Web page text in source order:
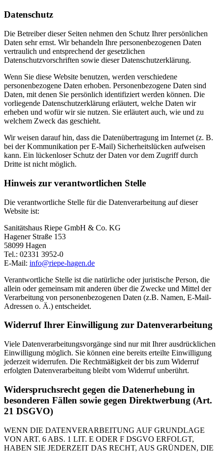
Datenschutz
Die Betreiber dieser Seiten nehmen den Schutz Ihrer persönlichen
Daten sehr ernst. Wir behandeln Ihre personenbezogenen Daten
vertraulich und entsprechend der gesetzlichen
Datenschutzvorschriften sowie dieser Datenschutzerklärung.
Wenn Sie diese Website benutzen, werden verschiedene
personenbezogene Daten erhoben. Personenbezogene Daten sind
Daten, mit denen Sie persönlich identifiziert werden können. Die
vorliegende Datenschutzerklärung erläutert, welche Daten wir
erheben und wofür wir sie nutzen. Sie erläutert auch, wie und zu
welchem Zweck das geschieht.
Wir weisen darauf hin, dass die Datenübertragung im Internet (z. B.
bei der Kommunikation per E-Mail) Sicherheitslücken aufweisen
kann. Ein lückenloser Schutz der Daten vor dem Zugriff durch
Dritte ist nicht möglich.
Hinweis zur verantwortlichen Stelle
Die verantwortliche Stelle für die Datenverarbeitung auf dieser
Website ist:
Sanitätshaus Riepe GmbH & Co. KG
Hagener Straße 153
58099 Hagen
Tel.: 02331 3952-0
E-Mail: info@riepe-hagen.de
Verantwortliche Stelle ist die natürliche oder juristische Person, die
allein oder gemeinsam mit anderen über die Zwecke und Mittel der
Verarbeitung von personenbezogenen Daten (z.B. Namen, E-Mail-
Adressen o. Ä.) entscheidet.
Widerruf Ihrer Einwilligung zur Datenverarbeitung
Viele Datenverarbeitungsvorgänge sind nur mit Ihrer ausdrücklichen
Einwilligung möglich. Sie können eine bereits erteilte Einwilligung
jederzeit widerrufen. Die Rechtmäßigkeit der bis zum Widerruf
erfolgten Datenverarbeitung bleibt vom Widerruf unberührt.
Widerspruchsrecht gegen die Datenerhebung in
besonderen Fällen sowie gegen Direktwerbung (Art.
21 DSGVO)
WENN DIE DATENVERARBEITUNG AUF GRUNDLAGE
VON ART. 6 ABS. 1 LIT. E ODER F DSGVO ERFOLGT,
HABEN SIE JEDERZEIT DAS RECHT, AUS GRÜNDEN, DIE